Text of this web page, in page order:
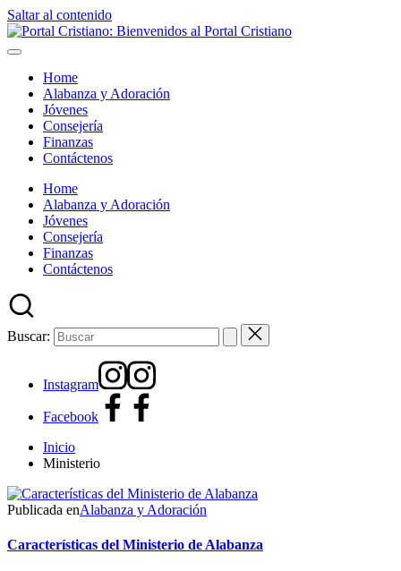
Saltar al contenido
Home
Alabanza y Adoración
Jóvenes
Consejería
Finanzas
Contáctenos
Home
Alabanza y Adoración
Jóvenes
Consejería
Finanzas
Contáctenos
Buscar:
Instagram
Facebook
Inicio
Ministerio
Publicada enAlabanza y Adoración
Características del Ministerio de Alabanza